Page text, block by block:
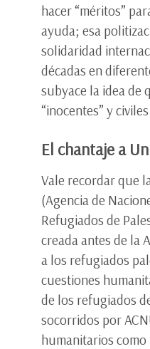
hacer “méritos”
ayuda; esa
solidaridad
décadas en
subyace la idea de
“inocentes” y
El chantaje a
Vale recordar que
(Agencia de
Refugiados de
creada antes de la
a los refugiados
cuestiones
de los refugiados
socorridos por
humanitarios como